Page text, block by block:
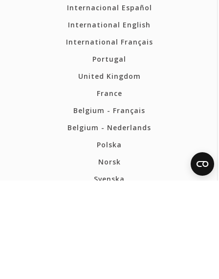
Internacional Español
International English
International Français
Portugal
United Kingdom
France
Belgium - Français
Belgium - Nederlands
Polska
Norsk
Svenska